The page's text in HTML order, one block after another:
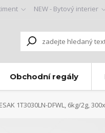
NEW - Bytový interier
Obchodní regály
1T3030LN-DFWL, 6kg/2g,